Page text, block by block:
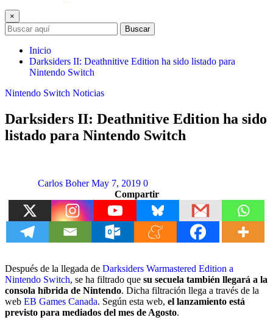
×
Buscar
Inicio
Darksiders II: Deathnitive Edition ha sido listado para
Nintendo Switch
Nintendo Switch Noticias
Darksiders II: Deathnitive Edition ha sido
listado para Nintendo Switch
Carlos Boher May 7, 2019 0
Compartir
Después de la llegada de Darksiders Warmastered Edition a
Nintendo Switch, se ha filtrado que su secuela también llegará a la
consola híbrida de Nintendo. Dicha filtración llega a través de la
web EB Games Canada. Según esta web, el lanzamiento está
previsto para mediados del mes de Agosto.